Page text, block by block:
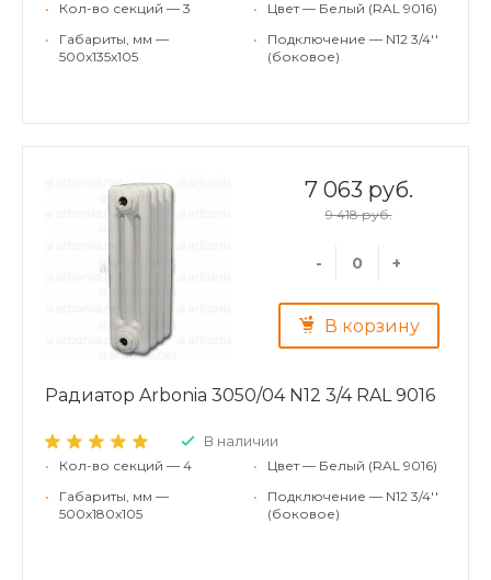
•
Кол-во секций — 3
•
Габариты, мм —
500x135x105
•
Цвет — Белый (RAL 9016)
•
Подключение — N12 3/4''
(боковое)
7 063 руб.
9 418 руб.
- +
В корзину
Радиатор Arbonia 3050/04 N12 3/4 RAL 9016
В наличии
•
Кол-во секций — 4
•
Габариты, мм —
500x180x105
•
Цвет — Белый (RAL 9016)
•
Подключение — N12 3/4''
(боковое)